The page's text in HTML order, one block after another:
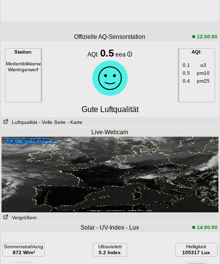
Offizielle AQ-Sensorstation 12:00:00
Station:
Medemblikkerweg
Wieringerwerf
AQI:0.5 eea AQI:
0.1
o3
0.5
pm10
0.4
pm25
Gute Luftqualität
Luftqualität - Volle Seite - Karte
Live-Webcam
Vergrößern
Solar - UV-Index - Lux 14:00:50
Sonnenstrahlung
872 W/m²
Ultraviolett
5.2 Index
Helligkeit
105317 Lux